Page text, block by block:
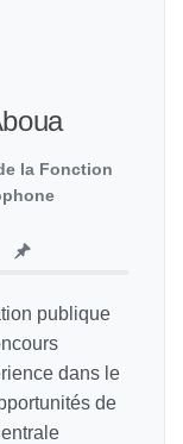
la Fonction
publique
dans le
de